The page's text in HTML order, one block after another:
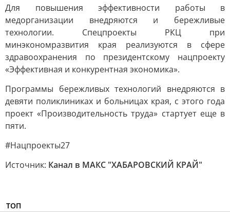
Для повышения эффективности работы в
медорганизации внедряются и бережливые
технологии. Спецпроекты РКЦ при
минэкономразвития края реализуются в сфере
здравоохранения по президентскому нацпроекту
«Эффективная и конкурентная экономика».
Программы бережливых технологий внедряются в
девяти поликлиниках и больницах края, с этого года
проект «Производительность труда» стартует еще в
пяти.
#Нацпроекты27
Источник: Канал в МАКС "ХАБАРОВСКИЙ КРАЙ"
ТОП